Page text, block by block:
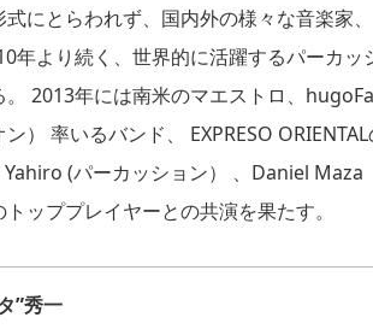
式にとらわれず、国内外の様々な音楽家
年より続く、世界的に活躍するパーカ
。 2013年には南米のマエストロ、
ン） 率いるバンド、 EXPRESO
(パーカッション） 、Daniel
ッププレイヤーとの共演を果たす。
”秀一